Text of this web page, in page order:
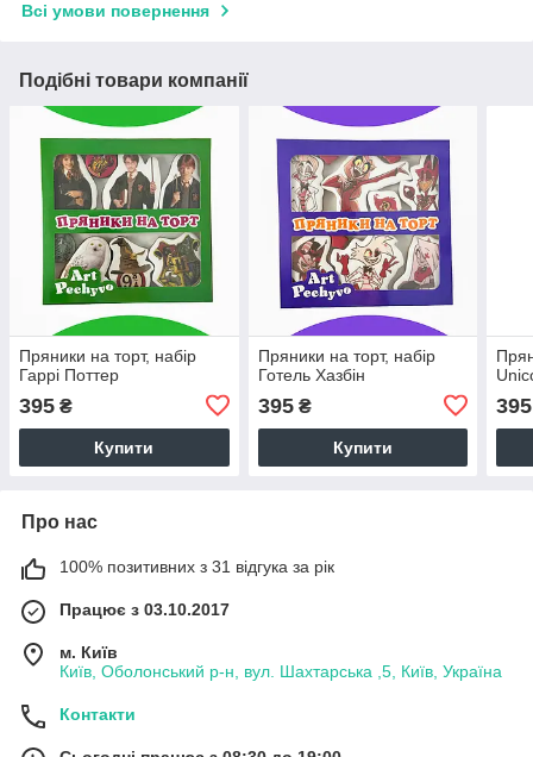
Всі умови повернення
Подібні товари компанії
Пряники на торт, набір
Гаррі Поттер
395 ₴
Купити
Пряники на торт, набір
Готель Хазбін
395₴
Купити
395
Про нас
100% позитивних з 31 відгука за рік
Працює з 03.10.2017
м. Київ
Київ, Оболонський р-н, вул. Шахтарська ,5, Київ, Україна
Контакти